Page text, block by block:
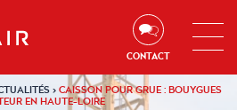
Aller à la recherche
CONTACT
›CAISSON POUR GRUE : BOUYGUES
EN HAUTE-LOIRE